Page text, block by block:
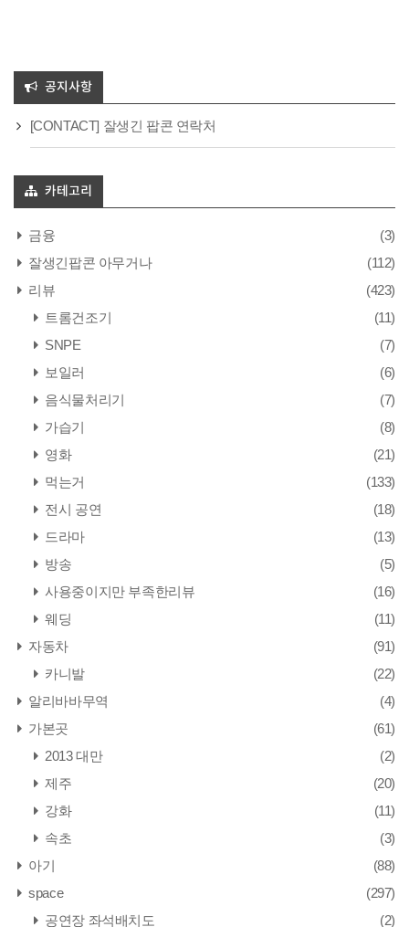
공지사항
[CONTACT] 잘생긴 팝콘 연락처
카테고리
금융
(3)
잘생긴팝콘 아무거나
(112)
리뷰
(423)
트롬건조기
(11)
SNPE
(7)
보일러
(6)
음식물처리기
(7)
가습기
(8)
영화
(21)
먹는거
(133)
전시 공연
(18)
드라마
(13)
방송
(5)
사용중이지만 부족한리뷰
(16)
웨딩
(11)
자동차
(91)
카니발
(22)
알리바바무역
(4)
가본곳
(61)
2013 대만
(2)
제주
(20)
강화
(11)
속초
(3)
아기
(88)
space
(297)
공연장 좌석배치도
(2)